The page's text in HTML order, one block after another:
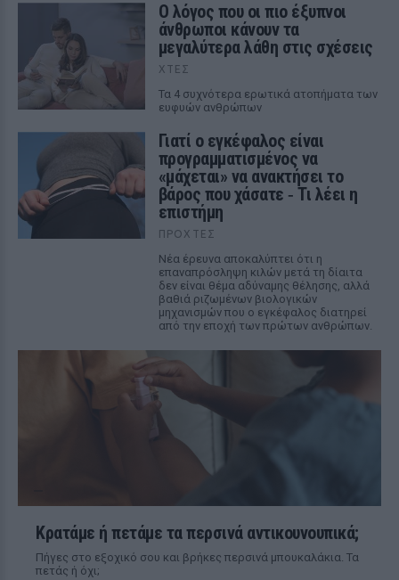
Ο λόγος που οι πιο έξυπνοι
άνθρωποι κάνουν τα
μεγαλύτερα λάθη στις σχέσεις
ΧΤΕΣ
Τα 4 συχνότερα ερωτικά ατοπήματα των
ευφυών ανθρώπων
Γιατί ο εγκέφαλος είναι
προγραμματισμένος να
«μάχεται» να ανακτήσει το
βάρος που χάσατε ‑ Τι λέει η
επιστήμη
ΠΡΟΧΤΈΣ
Νέα έρευνα αποκαλύπτει ότι η
επαναπρόσληψη κιλών μετά τη δίαιτα
δεν είναι θέμα αδύναμης θέλησης, αλλά
βαθιά ριζωμένων βιολογικών
μηχανισμών που ο εγκέφαλος διατηρεί
από την εποχή των πρώτων ανθρώπων.
Κρατάμε ή πετάμε τα περσινά αντικουνουπικά;
Πήγες στο εξοχικό σου και βρήκες περσινά μπουκαλάκια. Τα
πετάς ή όχι;